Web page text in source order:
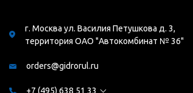
г. Москва ул. Василия Петушкова д. 3,
территория ОАО "Автокомбинат № 36"
orders@gidrorul.ru
+7 (495) 638 51 33